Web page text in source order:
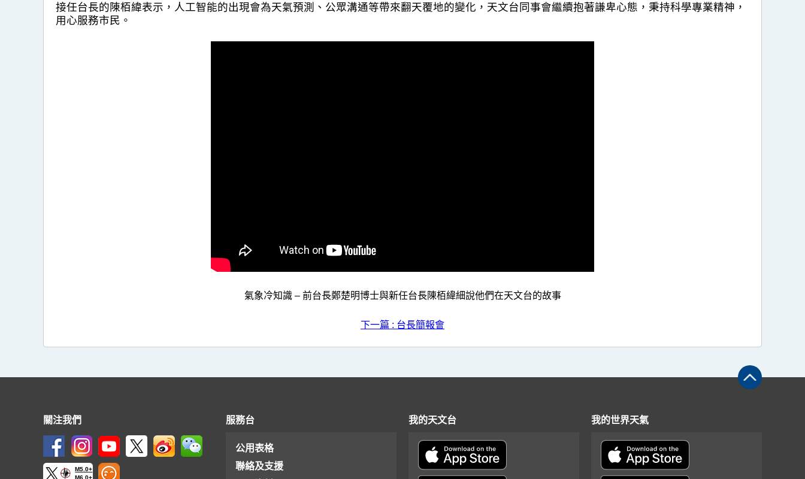
接任台長的陳栢緯表示，人工智能的出現會為天氣預測、公眾溝通等帶來翻天覆地的變化，天文台同事會繼續抱著謙卑心態，秉持科學專業精神，
用心服務市民。
氣象冷知識 – 前台長鄭楚明博士與新任台長陳栢緯細說他們在天文台的故事
下一篇 : 台長簡報會
關注我們
M5.0+
服務台
公用表格
聯絡及支援
我的天文台 我的世界天氣